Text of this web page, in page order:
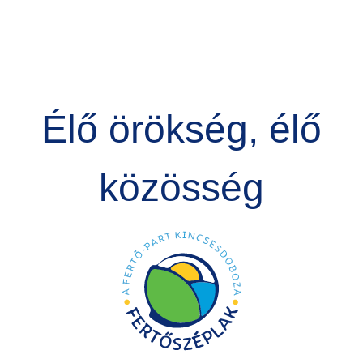
Élő örökség, élő
közösség